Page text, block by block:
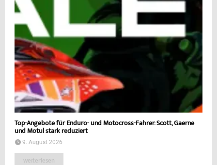
Top-Angebote für Enduro- und Motocross-Fahrer: Scott, Gaerne
und Motul stark reduziert
9. August 2026
weiterlesen